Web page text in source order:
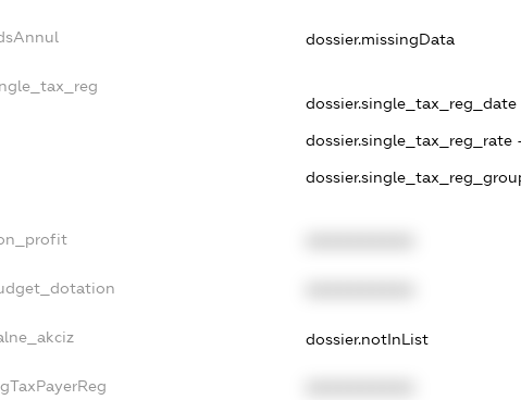
dossier.missingData
dossier.single_tax_reg_date
dossier.single_tax_reg_rate
dossier.notInList